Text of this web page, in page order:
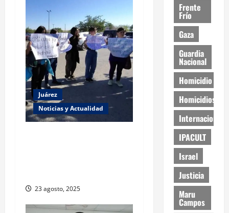
Juárez
Noticias y Actualidad
23 agosto, 2025
Frente
Frío
Gaza
Guardia
Nacional
Homicidio
Homicidios
Internacional
IPACULT
Israel
Justicia
Maru
Campos